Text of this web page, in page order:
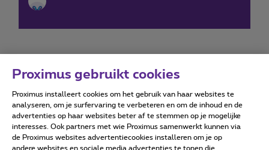
Forumvoorwaarden Accessibility statement
Proximus gebruikt cookies
Proximus installeert cookies om het gebruik van haar websites te
analyseren, om je surfervaring te verbeteren en om de inhoud en de
advertenties op haar websites beter af te stemmen op je mogelijke
interesses. Ook partners met wie Proximus samenwerkt kunnen via
de Proximus websites advertentiecookies installeren om je op
andere websites en sociale media advertenties te tonen die